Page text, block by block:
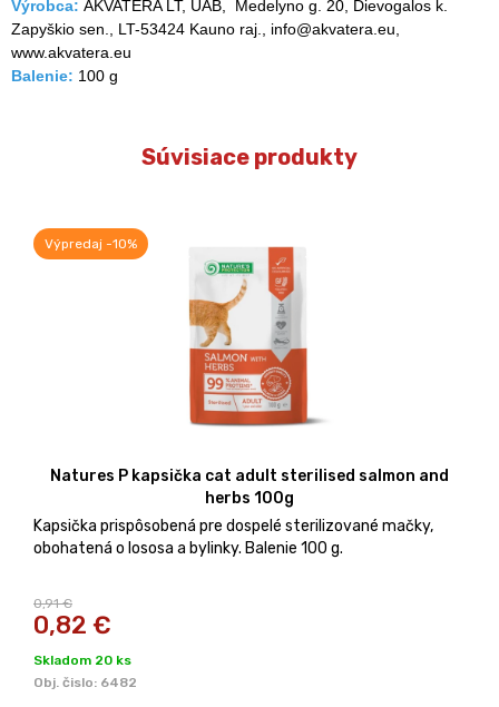
Výrobca: AKVATERA LT, UAB, Medelyno g. 20, Dievogalos k.
Zapyškio sen., LT-53424 Kauno raj., info@akvatera.eu,
www.akvatera.eu
Balenie: 100 g
Súvisiace produkty
Výpredaj -10%
Natures P kapsička cat adult sterilised salmon and
herbs 100g
Kapsička prispôsobená pre dospelé sterilizované mačky,
obohatená o lososa a bylinky. Balenie 100 g.
0,91 €
0,82 €
Skladom 20 ks
Obj. čislo: 6482